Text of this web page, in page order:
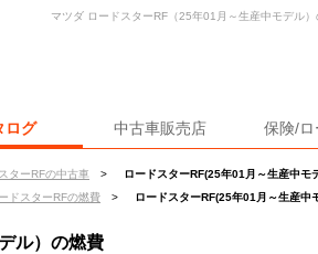
ログ 中古車販売店 保険/
ターRFの中古車 >
ロードスターRF(25年01月～生産中モ
ドスターRFの燃費 > ロードスターRF(25年01月～生産中
マツダ ロードスターRF（25年01月～生産中モデル
ル）の燃費